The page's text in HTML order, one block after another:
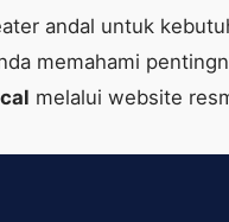
andal untuk
memahami
melalui website